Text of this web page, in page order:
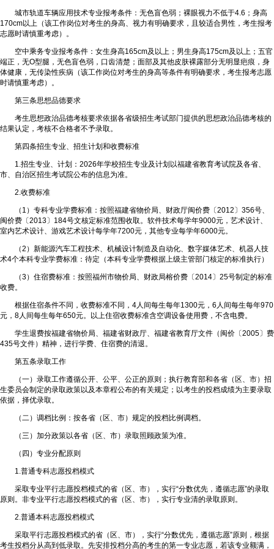
城市轨道车辆应用技术专业报考条件：无色盲色弱；裸眼视力不低于4.6；身高
170cm以上（该工作岗位对考生的身高、视力有明确要求，且较适合男性，考生报考
志愿时请慎重考虑）。
空中乘务专业报考条件：女生身高165cm及以上；男生身高175cm及以上；五官
端正，无O型腿，无色盲色弱，口齿清楚；面部及其他皮肤裸露部分无明显疤痕，身
体健康，无传染性疾病（该工作岗位对考生的身高等条件有明确要求，考生报考志愿
时请慎重考虑）。
第三条思想品德要求
考生思想政治品德考核要求依据各省级招生考试部门提供的思想政治品德考核的
结果认定，考核不合格者不予录取。
第四条招生专业、招生计划和收费标准
1.招生专业、计划：2026年学校招生专业及计划以福建省教育考试院及各省、
市、自治区招生考试院公布的信息为准。
2.收费标准
（1）专科专业学费标准：按照福建省物价局、财政厅闽价费〔2012〕356号、
闽价费〔2013〕184号文核定标准范围收取。软件技术每学年9000元，艺术设计、
室内艺术设计、游戏艺术设计每学年7200元，其他专业每学年6000元。
（2）新能源汽车工程技术、机械设计制造及自动化、数字媒体艺术、机器人技
术4个本科专业学费标准：待定（本科专业学费根据上级主管部门核定的标准执行）
（3）住宿费标准：按照福州市物价局、财政局榕价费〔2014〕25号制定的标准
收费。
根据住宿条件不同，收费标准不同，4人间每生每年1300元，6人间每生每年970
元，8人间每生每年650元。以上住宿收费标准含空调设备使用费，不含电费。
学生退费按福建省物价局、福建省财政厅、福建省教育厅文件（闽价〔2005〕费
435号文件）精神，进行学费、住宿费的清退。
第五条录取工作
（一）录取工作遵循公开、公平、公正的原则；执行教育部和各省（区、市）招
生委员会制定的录取政策以及本章程公布的有关规定；以考生的投档成绩为主要录取
依据，择优录取。
（二）调档比例：按各省（区、市）规定的投档比例调档。
（三）加分政策以各省（区、市）录取照顾政策为准。
（四）专业分配原则
1.普通专科志愿投档模式
采取专业平行志愿投档模式的省（区、市），实行“分数优先，遵循志愿”的录取
原则。非专业平行志愿投档模式的省（区、市），实行专业清的录取原则。
2.普通本科志愿投档模式
采取平行志愿投档模式的省（区、市），实行“分数优先，遵循志愿”原则，根据
考生投档分从高到低录取。先安排投档分高的考生的第一专业志愿，若该专业额满，